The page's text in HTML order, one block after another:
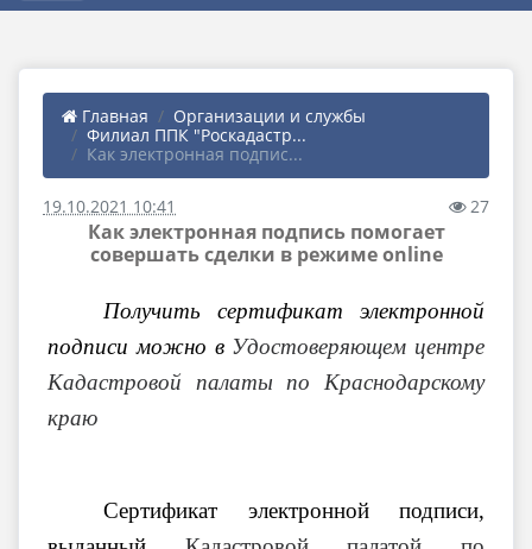
Главная
Организации и службы
Филиал ППК "Роскадастр...
Как электронная подпис...
19.10.2021 10:41 27
Как электронная подпись помогает
совершать сделки в режиме online
Получить сертификат электронной
подписи можно в Удостоверяющем центре
Кадастровой палаты по Краснодарскому
краю
Сертификат электронной подписи,